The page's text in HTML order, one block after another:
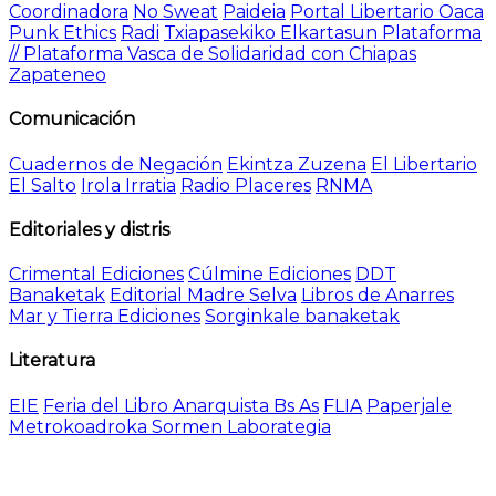
Coordinadora No Sweat Paideia Portal Libertario Oaca
Punk Ethics Radi Txiapasekiko Elkartasun Plataforma
// Plataforma Vasca de Solidaridad con Chiapas
Zapateneo
Comunicación
Cuadernos de Negación Ekintza Zuzena El Libertario
El Salto Irola Irratia Radio Placeres RNMA
Editoriales y distris
Crimental Ediciones Cúlmine Ediciones DDT
Banaketak Editorial Madre Selva Libros de Anarres
Mar y Tierra Ediciones Sorginkale banaketak
Literatura
EIE Feria del Libro Anarquista Bs As FLIA Paperjale
Metrokoadroka Sormen Laborategia